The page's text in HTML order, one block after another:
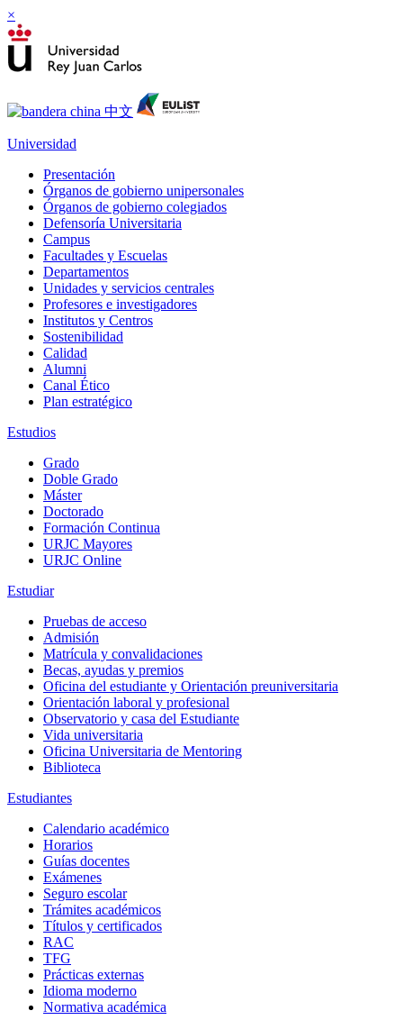
×
Universidad
Presentación
Órganos de gobierno unipersonales
Órganos de gobierno colegiados
Defensoría Universitaria
Campus
Facultades y Escuelas
Departamentos
Unidades y servicios centrales
Profesores e investigadores
Institutos y Centros
Sostenibilidad
Calidad
Alumni
Canal Ético
Plan estratégico
Estudios
Grado
Doble Grado
Máster
Doctorado
Formación Continua
URJC Mayores
URJC Online
Estudiar
Pruebas de acceso
Admisión
Matrícula y convalidaciones
Becas, ayudas y premios
Oficina del estudiante y Orientación preuniversitaria
Orientación laboral y profesional
Observatorio y casa del Estudiante
Vida universitaria
Oficina Universitaria de Mentoring
Biblioteca
Estudiantes
Calendario académico
Horarios
Guías docentes
Exámenes
Seguro escolar
Trámites académicos
Títulos y certificados
RAC
TFG
Prácticas externas
Idioma moderno
Normativa académica